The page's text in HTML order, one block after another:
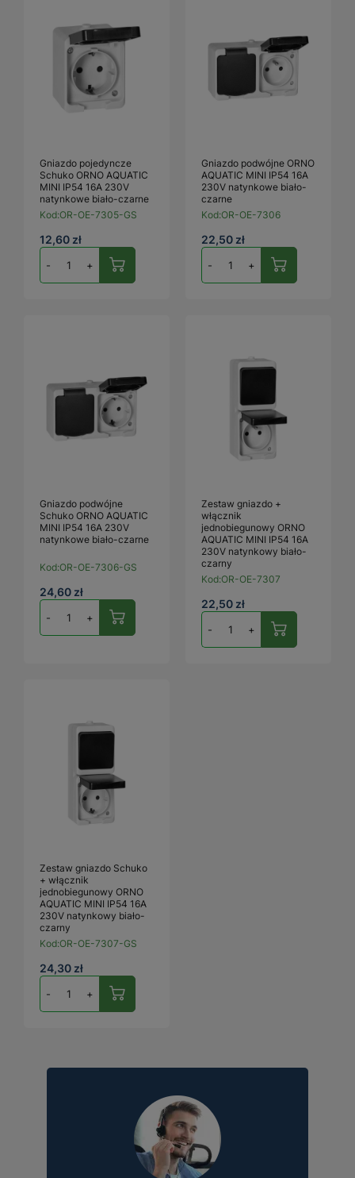
Gniazdo pojedyncze
Schuko ORNO AQUATIC
MINI IP54 16A 230V
natynkowe biało-czarne
Kod:OR-OE-7305-GS
12,60 zł
- +
Gniazdo podwójne ORNO
AQUATIC MINI IP54 16A
230V natynkowe biało-
czarne
Kod:OR-OE-7306
22,50 zł
- +
Gniazdo podwójne
Schuko ORNO AQUATIC
MINI IP54 16A 230V
natynkowe biało-czarne
Kod:OR-OE-7306-GS
24,60 zł
- +
Zestaw gniazdo +
włącznik
jednobiegunowy ORNO
AQUATIC MINI IP54 16A
230V natynkowy biało-
czarny
Kod:OR-OE-7307
22,50 zł
- +
Zestaw gniazdo Schuko
+ włącznik
jednobiegunowy ORNO
AQUATIC MINI IP54 16A
230V natynkowy biało-
czarny
Kod:OR-OE-7307-GS
24,30 zł
- +